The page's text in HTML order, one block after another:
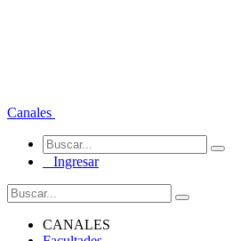
Canales
Ingresar
CANALES